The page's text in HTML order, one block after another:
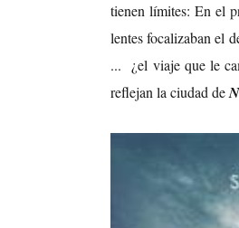
tienen límites: En el
lentes focalizaban el
... ¿el viaje que le
reflejan la ciudad de